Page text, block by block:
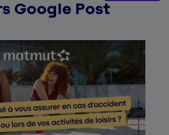
Google Post